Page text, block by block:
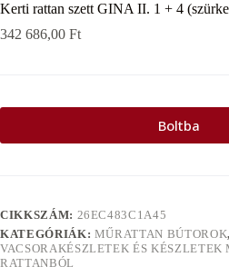
Kerti rattan szett GINA II. 1 + 4
342 686,00 Ft
Boltba
CIKKSZÁM: 26EC483C1A45
KATEGÓRIÁK: MŰRATTAN BÚTOROK,
VACSORAKÉSZLETEK ÉS KÉSZLETEK
RATTANBÓL